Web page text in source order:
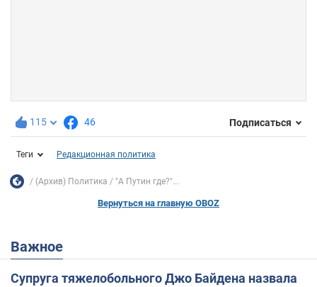
115 46 Подписаться
Теги Редакционная политика
(Архив) Политика "А Путин где?"...
Вернуться на главную OBOZ
Важное
Супруга тяжелобольного Джо Байдена назвала